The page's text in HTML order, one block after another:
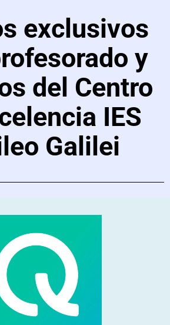
exclusivos
y
del Centro
IES
Galilei